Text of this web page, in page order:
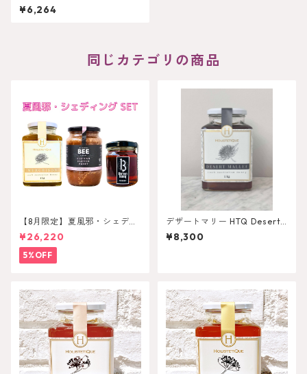
¥6,264
同じカテゴリの商品
【8月限定】夏風邪・シェディ
ンングセット
¥26,220
5%OFF
デザートマリー HTQ Desert
Mallee 1kg
¥8,300